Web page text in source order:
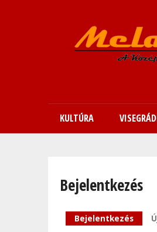
KULTÚRA
Bejelentkezés
Elsődleges fülek
Bejelentkezés